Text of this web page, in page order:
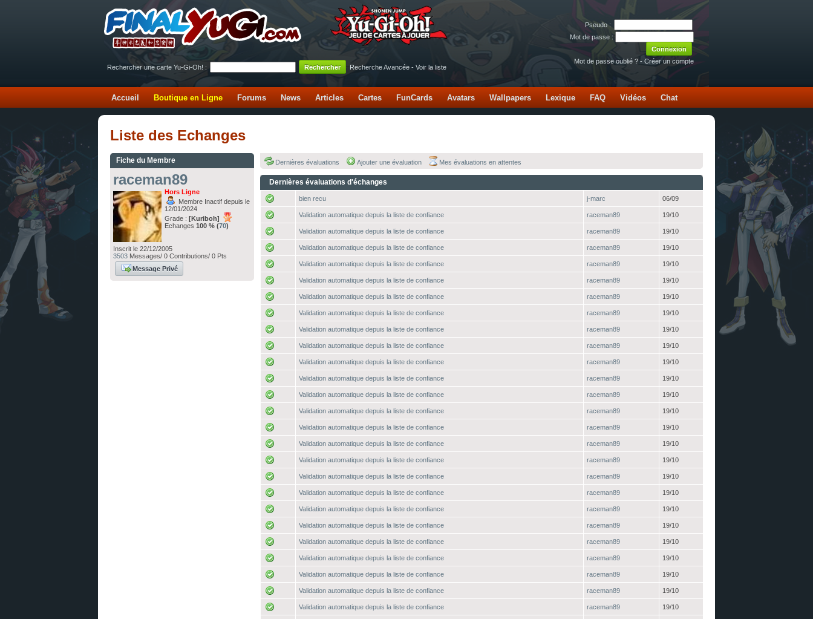
Pseudo :
Mot de passe :
Mot de passe oublié ? - Créer un compte
Rechercher une carte Yu-Gi-Oh! :
Recherche Avancée - Voir la liste
Accueil Boutique en Ligne Forums News Articles Cartes FunCards Avatars Wallpapers Lexique FAQ Vidéos Chat
Liste des Echanges
Fiche du Membre
raceman89
Hors Ligne
Membre Inactif depuis le
12/01/2024
Grade : [Kuriboh]
Echanges 100 % (70)
Inscrit le 22/12/2005
3503 Messages/ 0 Contributions/ 0 Pts
Message Privé
Dernières évaluations Ajouter une évaluation Mes évaluations en attentes
Dernières évaluations d'échanges
bien recu j-marc 06/09
Validation automatique depuis la liste de confiance raceman89 19/10
Validation automatique depuis la liste de confiance raceman89 19/10
Validation automatique depuis la liste de confiance raceman89 19/10
Validation automatique depuis la liste de confiance raceman89 19/10
Validation automatique depuis la liste de confiance raceman89 19/10
Validation automatique depuis la liste de confiance raceman89 19/10
Validation automatique depuis la liste de confiance raceman89 19/10
Validation automatique depuis la liste de confiance raceman89 19/10
Validation automatique depuis la liste de confiance raceman89 19/10
Validation automatique depuis la liste de confiance raceman89 19/10
Validation automatique depuis la liste de confiance raceman89 19/10
Validation automatique depuis la liste de confiance raceman89 19/10
Validation automatique depuis la liste de confiance raceman89 19/10
Validation automatique depuis la liste de confiance raceman89 19/10
Validation automatique depuis la liste de confiance raceman89 19/10
Validation automatique depuis la liste de confiance raceman89 19/10
Validation automatique depuis la liste de confiance raceman89 19/10
Validation automatique depuis la liste de confiance raceman89 19/10
Validation automatique depuis la liste de confiance raceman89 19/10
Validation automatique depuis la liste de confiance raceman89 19/10
Validation automatique depuis la liste de confiance raceman89 19/10
Validation automatique depuis la liste de confiance raceman89 19/10
Validation automatique depuis la liste de confiance raceman89 19/10
Validation automatique depuis la liste de confiance raceman89 19/10
Validation automatique depuis la liste de confiance raceman89 19/10